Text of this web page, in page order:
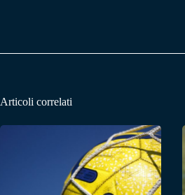
Articoli correlati